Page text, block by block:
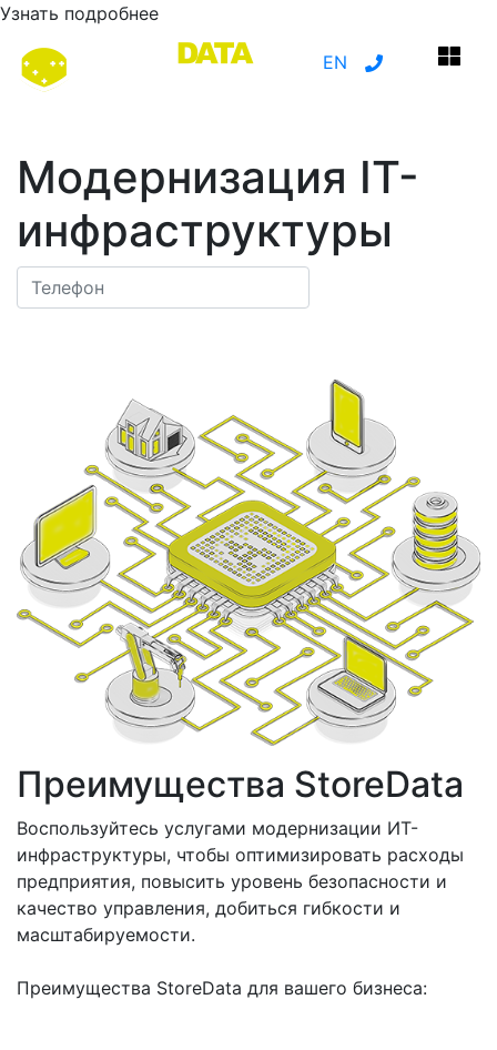
Узнать подробнее
EN
Модернизация IT-
инфраструктуры
Преимущества StoreData
Воспользуйтесь услугами модернизации ИТ-
инфраструктуры, чтобы оптимизировать расходы
предприятия, повысить уровень безопасности и
качество управления, добиться гибкости и
масштабируемости.
Преимущества StoreData для вашего бизнеса: